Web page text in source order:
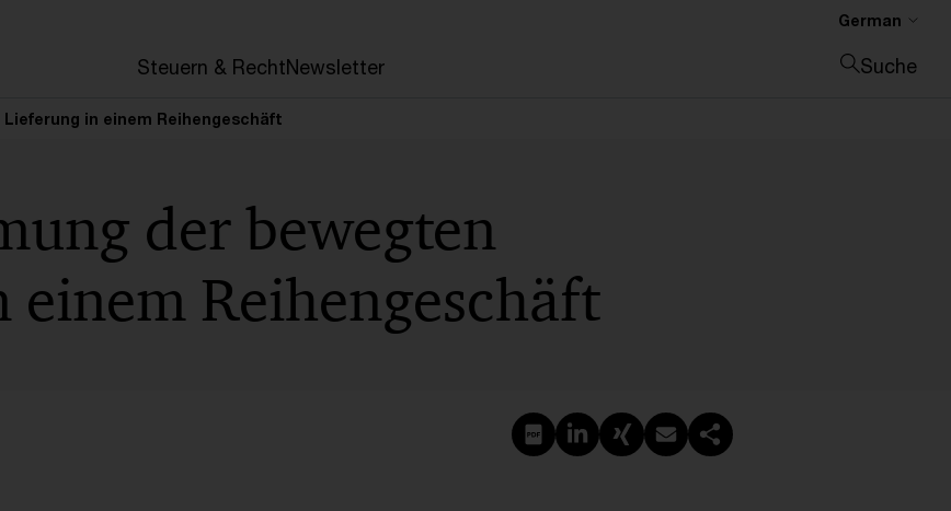
Steuern & RechtNewsletter
German
Suche
in einem Reihengeschäft
der bewegten
Reihengeschäft
PDF erstellen
Auf LinkedIn teilen
Auf Xing teilen
Per E-Mail teilen
Link kopieren